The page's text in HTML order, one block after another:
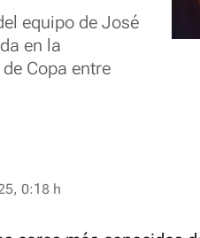
equipo de José
en la
Copa entre
0:18 h